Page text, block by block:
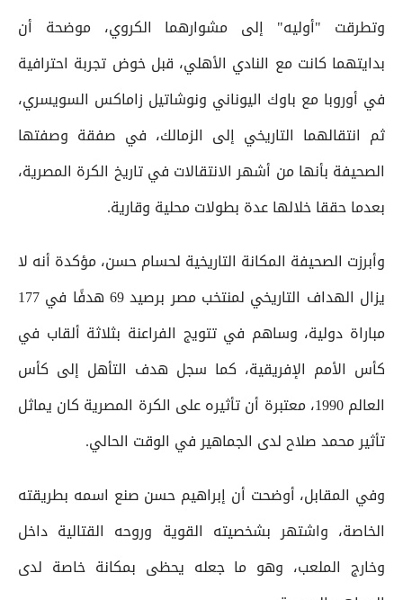
وتطرقت "أوليه" إلى مشوارهما الكروي، موضحة أن
بدايتهما كانت مع النادي الأهلي، قبل خوض تجربة احترافية
في أوروبا مع باوك اليوناني ونوشاتيل زاماكس السويسري،
ثم انتقالهما التاريخي إلى الزمالك، في صفقة وصفتها
الصحيفة بأنها من أشهر الانتقالات في تاريخ الكرة المصرية،
بعدما حققا خلالها عدة بطولات محلية وقارية.
وأبرزت الصحيفة المكانة التاريخية لحسام حسن، مؤكدة أنه لا
يزال الهداف التاريخي لمنتخب مصر برصيد 69 هدفًا في 177
مباراة دولية، وساهم في تتويج الفراعنة بثلاثة ألقاب في
كأس الأمم الإفريقية، كما سجل هدف التأهل إلى كأس
العالم 1990، معتبرة أن تأثيره على الكرة المصرية كان يماثل
تأثير محمد صلاح لدى الجماهير في الوقت الحالي.
وفي المقابل، أوضحت أن إبراهيم حسن صنع اسمه بطريقته
الخاصة، واشتهر بشخصيته القوية وروحه القتالية داخل
وخارج الملعب، وهو ما جعله يحظى بمكانة خاصة لدى